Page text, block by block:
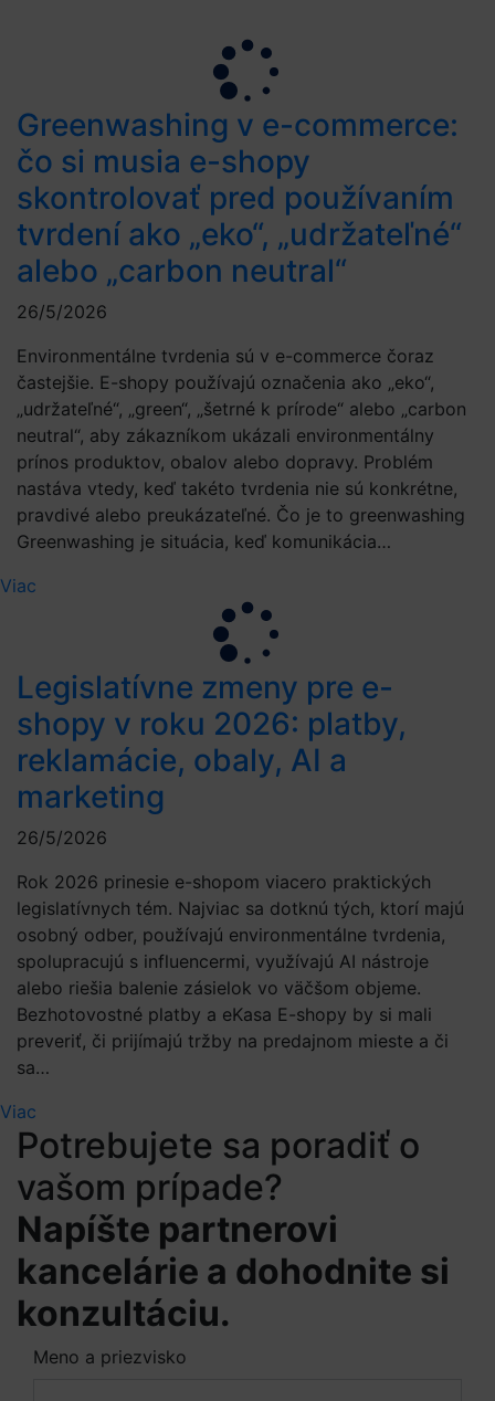
Greenwashing v e-commerce:
čo si musia e-shopy
skontrolovať pred používaním
tvrdení ako „eko“, „udržateľné“
alebo „carbon neutral“
26/5/2026
Environmentálne tvrdenia sú v e-commerce čoraz
častejšie. E-shopy používajú označenia ako „eko“,
„udržateľné“, „green“, „šetrné k prírode“ alebo „carbon
neutral“, aby zákazníkom ukázali environmentálny
prínos produktov, obalov alebo dopravy. Problém
nastáva vtedy, keď takéto tvrdenia nie sú konkrétne,
pravdivé alebo preukázateľné. Čo je to greenwashing
Greenwashing je situácia, keď komunikácia…
Viac
Legislatívne zmeny pre e-
shopy v roku 2026: platby,
reklamácie, obaly, AI a
marketing
26/5/2026
Rok 2026 prinesie e-shopom viacero praktických
legislatívnych tém. Najviac sa dotknú tých, ktorí majú
osobný odber, používajú environmentálne tvrdenia,
spolupracujú s influencermi, využívajú AI nástroje
alebo riešia balenie zásielok vo väčšom objeme.
Bezhotovostné platby a eKasa E-shopy by si mali
preveriť, či prijímajú tržby na predajnom mieste a či
sa…
Viac
Potrebujete sa poradiť o
vašom prípade?
Napíšte partnerovi
kancelárie a dohodnite si
konzultáciu.
Meno a priezvisko